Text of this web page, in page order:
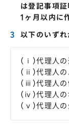
は登記事項
1ヶ月以内に
以下のいずれ
(ⅰ)代理人の
(ⅱ)代理人の
(ⅲ)代理人の
(ⅳ)代理人の
(ⅴ)代理人の